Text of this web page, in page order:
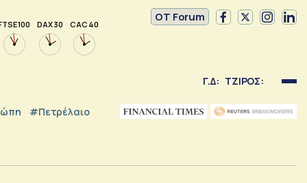
100 DAX 30 CAC 40
OT Forum
Γ.Δ: ΤΖΙΡΟΣ:
#Πετρέλαιο